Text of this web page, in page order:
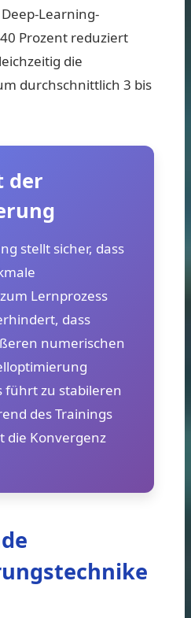
Learning-
Prozent reduziert
die
durchschnittlich 3 bis
der
stellt sicher, dass
Lernprozess
dass
numerischen
führt zu stabileren
des Trainings
die Konvergenz